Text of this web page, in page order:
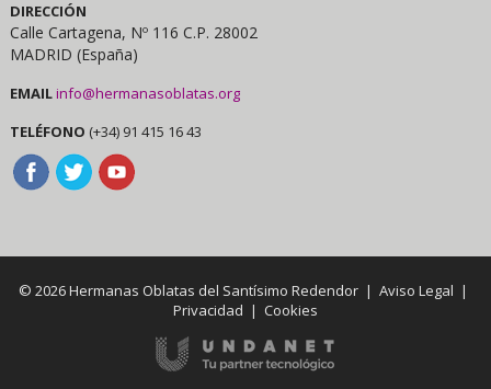
DIRECCIÓN
Calle Cartagena, Nº 116 C.P. 28002
MADRID (España)
EMAILinfo@hermanasoblatas.org
TELÉFONO (+34) 91 415 16 43
© 2026 Hermanas Oblatas del Santísimo Redendor |Aviso Legal |
Privacidad | Cookies